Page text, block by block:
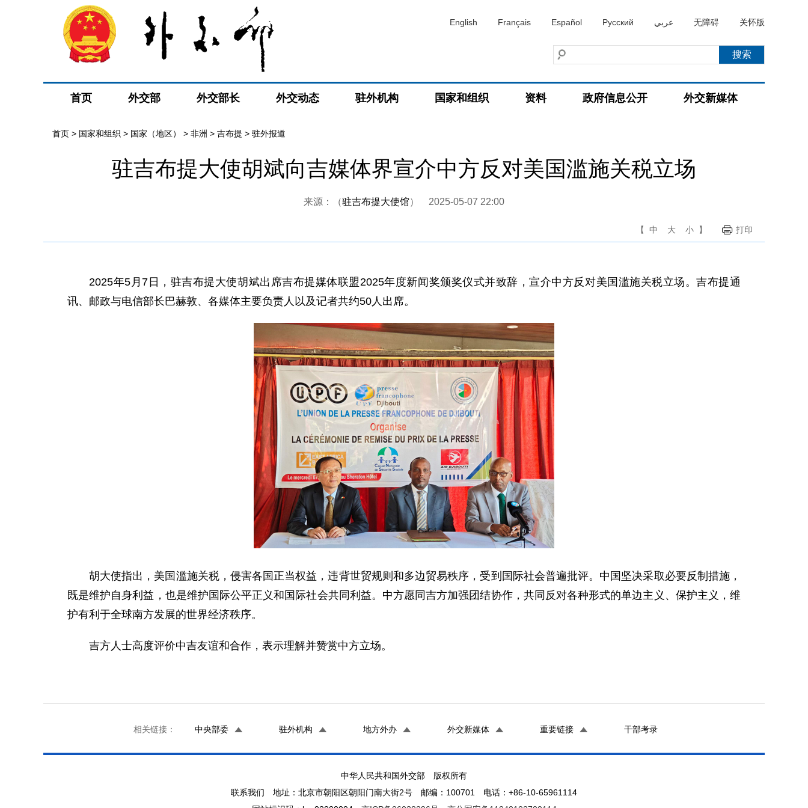
English Français Español Русский عربي 无障碍 关怀版
首页 外交部 外交部长 外交动态 驻外机构 国家和组织 资料 政府信息公开 外交新媒体
首页 > 国家和组织 > 国家（地区） > 非洲 > 吉布提 > 驻外报道
驻吉布提大使胡斌向吉媒体界宣介中方反对美国滥施关税立场
来源：（驻吉布提大使馆） 2025-05-07 22:00
【 中 大 小 】 打印
2025年5月7日，驻吉布提大使胡斌出席吉布提媒体联盟2025年度新闻奖颁奖仪式并致辞，宣介中方反对美国滥施关税立场。吉布提通
讯、邮政与电信部长巴赫敦、各媒体主要负责人以及记者共约50人出席。
胡大使指出，美国滥施关税，侵害各国正当权益，违背世贸规则和多边贸易秩序，受到国际社会普遍批评。中国坚决采取必要反制措施，
既是维护自身利益，也是维护国际公平正义和国际社会共同利益。中方愿同吉方加强团结协作，共同反对各种形式的单边主义、保护主义，维
护有利于全球南方发展的世界经济秩序。
吉方人士高度评价中吉友谊和合作，表示理解并赞赏中方立场。
相关链接： 中央部委 驻外机构 地方外办 外交新媒体 重要链接 干部考录
中华人民共和国外交部 版权所有
联系我们 地址：北京市朝阳区朝阳门南大街2号 邮编：100701 电话：+86-10-65961114